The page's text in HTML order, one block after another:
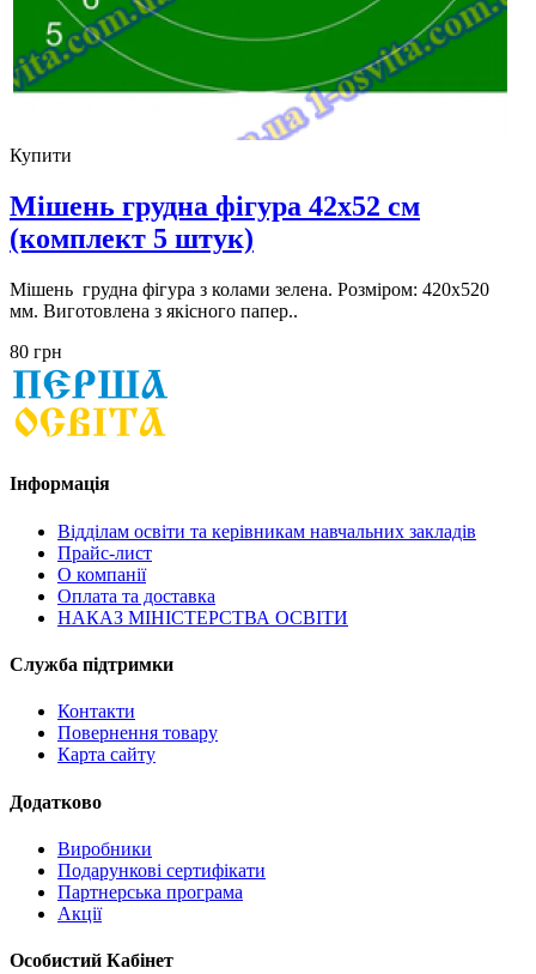
Купити
Мішень грудна фігура 42х52 см
(комплект 5 штук)
Мішень грудна фігура з колами зелена. Розміром: 420х520
мм. Виготовлена з якісного папер..
80 грн
Інформація
Відділам освіти та керівникам навчальних закладів
Прайс-лист
О компанії
Оплата та доставка
НАКАЗ МІНІСТЕРСТВА ОСВІТИ
Служба підтримки
Контакти
Повернення товару
Карта сайту
Додатково
Виробники
Подарункові сертифікати
Партнерська програма
Акції
Особистий Кабінет